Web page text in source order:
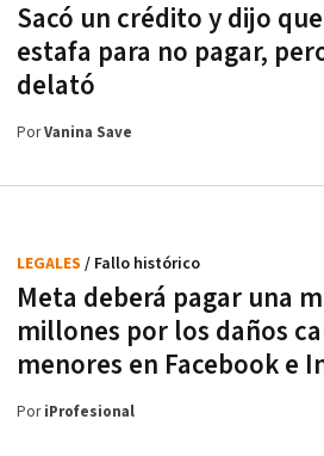
Sacó un crédito y dijo
estafa para no pagar,
delató
PorVanina Save
Meta deberá pagar una
millones por los daños
menores en Facebook e
LEGALES / Fallo histórico
PoriProfesional